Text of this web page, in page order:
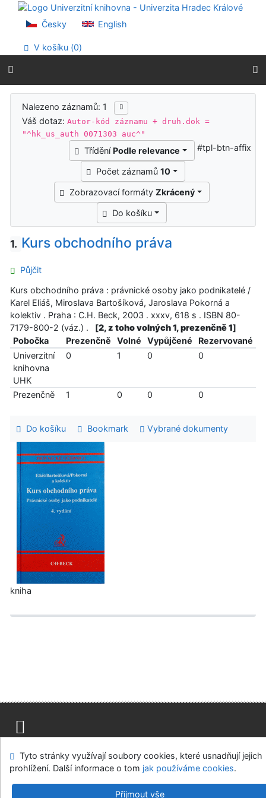
Přejít na obsah
Přejít na menu
Prohlášení o webové přístupnosti
Česky English
V košíku (0)
Výsledky vyhledávání
Nalezeno záznamů: 1
Váš dotaz:Autor-kód záznamu + druh.dok =
"^hk_us_auth 0071303 auc^"
Třídění Podle relevance
Počet záznamů 10
Zobrazovací formáty Zkrácený
Do košíku
#tpl-btn-affix
1. Kurs obchodního práva
Půjčit
Kurs obchodního práva : právnické osoby jako podnikatelé /
Karel Eliáš, Miroslava Bartošíková, Jaroslava Pokorná a
kolektiv . Praha : C.H. Beck, 2003 . xxxv, 618 s . ISBN 80-
7179-800-2 (váz.) .
[2, z toho volných 1, prezenčně 1]
Pobočka
Prezenčně Volné Vypůjčené
Rezervované
Univerzitní
knihovna
UHK
0 1 0 0
Prezenčně 1 0 0 0
Do košíku Bookmark Vybrané dokumenty
kniha
Modul OpenSearch
Napište nám Nastavení cookies
Univerzitní knihovna - Univerzita Hradec Králové
Tyto stránky využívají soubory cookies, které usnadňují jejich
prohlížení. Další informace o tom jak používáme cookies.
Přijmout vše